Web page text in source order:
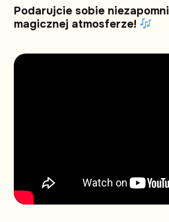
Podarujcie sobie
magicznej atmosferze!